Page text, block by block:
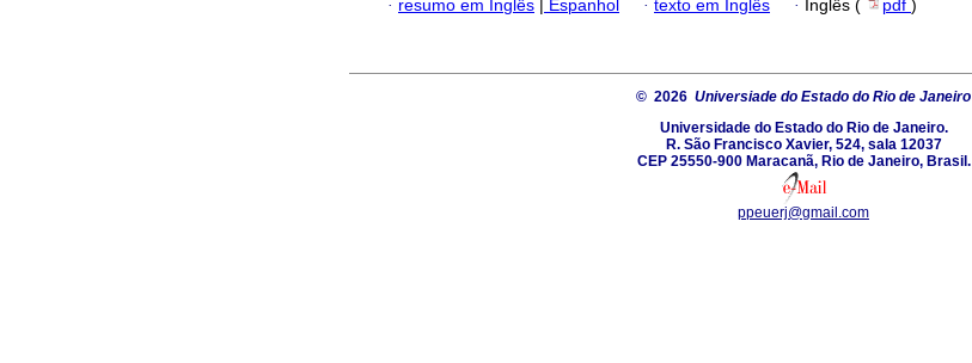
· resumo em Inglês | Espanhol · texto em Inglês · Inglês ( pdf )
© 2026 Universiade do Estado do Rio de Janeiro
Universidade do Estado do Rio de Janeiro.
R. São Francisco Xavier, 524, sala 12037
CEP 25550-900 Maracanã, Rio de Janeiro, Brasil.
ppeuerj@gmail.com